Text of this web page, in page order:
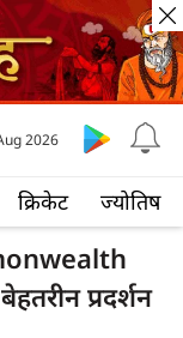
क्रिकेट ज्योतिष
2026
प्रदर्शन